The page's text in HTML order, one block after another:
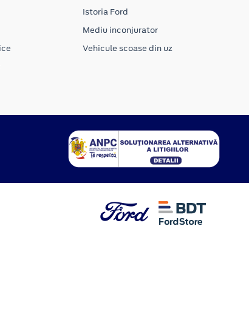
Istoria Ford
Mediu inconjurator
Vehicule scoase din uz